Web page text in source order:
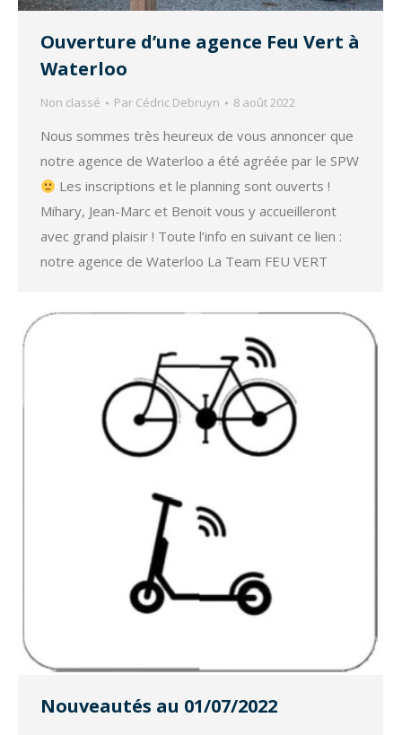
Ouverture d’une agence Feu Vert à
Waterloo
Non classé Par Cédric Debruyn 8 août 2022
Nous sommes très heureux de vous annoncer que
notre agence de Waterloo a été agréée par le SPW
Les inscriptions et le planning sont ouverts !
Mihary, Jean-Marc et Benoit vous y accueilleront
avec grand plaisir ! Toute l’info en suivant ce lien :
notre agence de Waterloo La Team FEU VERT
Nouveautés au 01/07/2022